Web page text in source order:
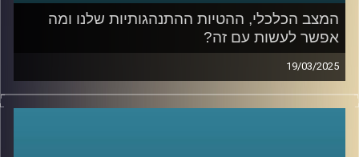
המצב הכלכלי, ההטיות ההתנהגותיות שלנו ומה
אפשר לעשות עם זה?
19/03/2025
כבר כמה שנים שאנחנו חיים בחוסר ודאות, מהקורונה, דרך
הרפורמה המשפטית ועד המלחמה הנוכחית, ואפשר לומר